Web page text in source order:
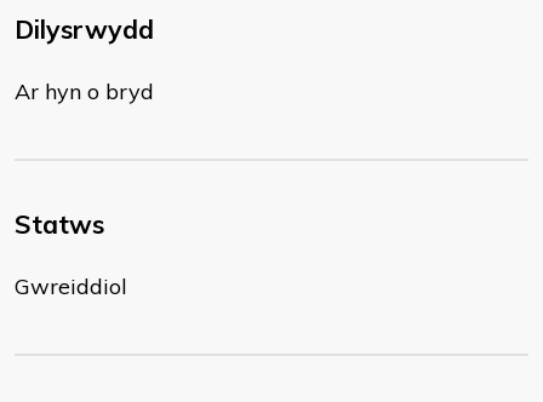
Dilysrwydd
Ar hyn o bryd
Statws
Gwreiddiol